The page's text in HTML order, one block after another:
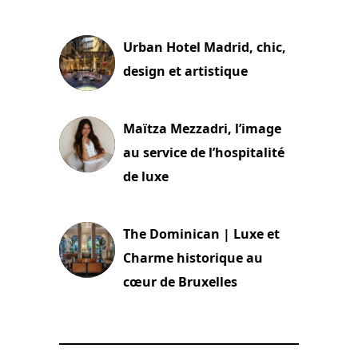
Urban Hotel Madrid, chic,
design et artistique
Maïtza Mezzadri, l’image
au service de l’hospitalité
de luxe
The Dominican | Luxe et
Charme historique au
cœur de Bruxelles